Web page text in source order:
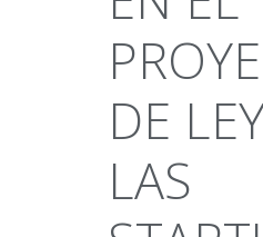
DE
LAS